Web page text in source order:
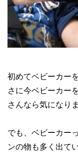
初めてベビーカー
さに今ベビーカー
さんなら気になり
でも、ベビーカー
ンの物も多く出て